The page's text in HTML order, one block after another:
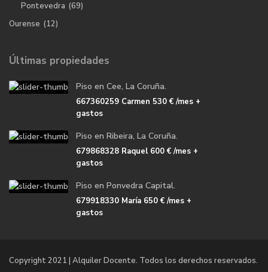
Pontevedra (69)
Ourense (12)
Últimas propiedades
Piso en Cee, La Coruña.
667360259 Carmen 530 €/mes +
gastos
Piso en Ribeira, La Coruña.
679868328 Raquel600 €/mes +
gastos
Piso en Ponvedra Capital.
679918330 María 650 €/mes +
gastos
Copyright 2021 | Alquiler Docente. Todos los derechos reservados.